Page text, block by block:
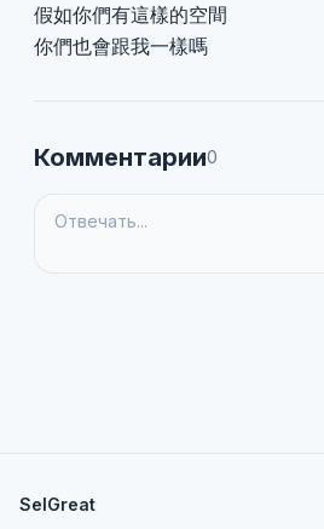
假如你們有這樣的空間
你們也會跟我一樣嗎
Комментарии0
SelGreat